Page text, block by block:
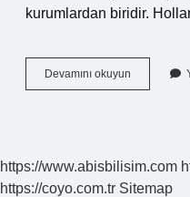
kurumlardan biridir.
Devamını okuyun Hollandada
Nasıl
https://www.abisbilisim.com
https://coyo.com.tr Sitemap